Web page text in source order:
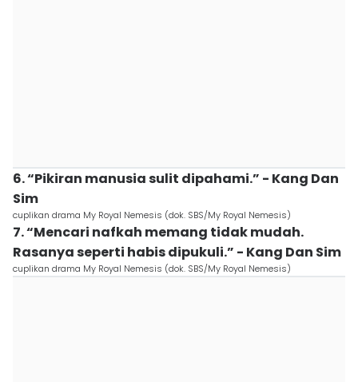
6. “Pikiran manusia sulit dipahami.” - Kang Dan
Sim
cuplikan drama My Royal Nemesis (dok. SBS/My Royal Nemesis)
7. “Mencari nafkah memang tidak mudah.
Rasanya seperti habis dipukuli.” - Kang Dan Sim
cuplikan drama My Royal Nemesis (dok. SBS/My Royal Nemesis)